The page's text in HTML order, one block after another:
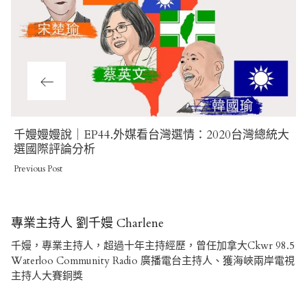
Previous
Post
千嫚嫚嫚說｜EP44.外媒看台灣選情：2020台灣總統大
選國際評論分析
Previous Post
專業主持人 劉千嫚 Charlene
千嫚，專業主持人，超過十年主持經歷，曾任加拿大Ckwr 98.5
Waterloo Community Radio 廣播電台主持人、獲海峽兩岸電視
主持人大賽銅獎